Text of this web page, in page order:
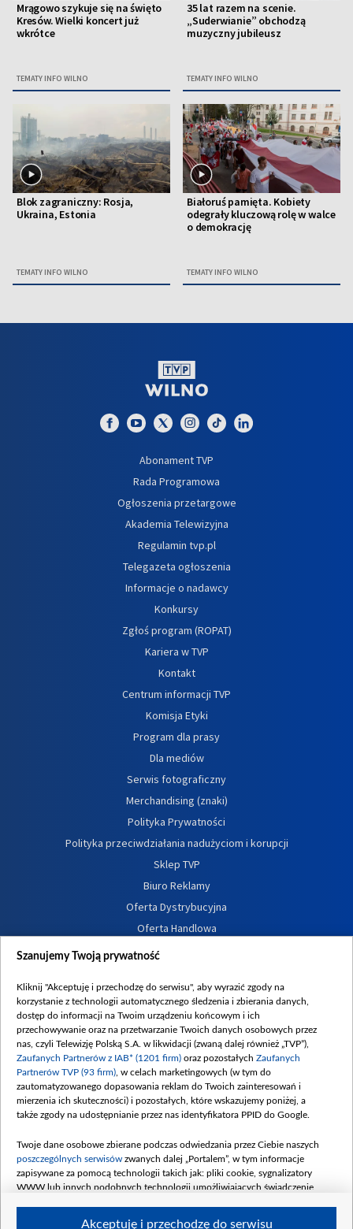
Mrągowo szykuje się na święto
Kresów. Wielki koncert już
wkrótce
TEMATY INFO WILNO
35 lat razem na scenie.
„Suderwianie” obchodzą
muzyczny jubileusz
TEMATY INFO WILNO
Blok zagraniczny: Rosja,
Ukraina, Estonia
TEMATY INFO WILNO
Białoruś pamięta. Kobiety
odegrały kluczową rolę w walce
o demokrację
TEMATY INFO WILNO
Abonament TVP
Rada Programowa
Ogłoszenia przetargowe
Akademia Telewizyjna
Regulamin tvp.pl
Telegazeta ogłoszenia
Informacje o nadawcy
Konkursy
Zgłoś program (ROPAT)
Kariera w TVP
Kontakt
Centrum informacji TVP
Komisja Etyki
Program dla prasy
Dla mediów
Serwis fotograficzny
Merchandising (znaki)
Polityka Prywatności
Polityka przeciwdziałania nadużyciom i korupcji
Sklep TVP
Biuro Reklamy
Oferta Dystrybucyjna
Oferta Handlowa
Dostępność
Procedura zgłoszeń wewnętrznych
Szanujemy Twoją prywatność
Kliknij "Akceptuję i przechodzę do serwisu", aby wyrazić zgody na
korzystanie z technologii automatycznego śledzenia i zbierania danych,
dostęp do informacji na Twoim urządzeniu końcowym i ich
przechowywanie oraz na przetwarzanie Twoich danych osobowych przez
nas, czyli Telewizję Polską S.A. w likwidacji (zwaną dalej również „TVP”),
Zaufanych Partnerów z IAB* (1201 firm) oraz pozostałych Zaufanych
Partnerów TVP (93 firm) , w celach marketingowych (w tym do
zautomatyzowanego dopasowania reklam do Twoich zainteresowań i
mierzenia ich skuteczności) i pozostałych, które wskazujemy poniżej, a
także zgody na udostępnianie przez nas identyfikatora PPID do Google.
Twoje dane osobowe zbierane podczas odwiedzania przez Ciebie naszych
poszczególnych serwisów zwanych dalej „Portalem”, w tym informacje
zapisywane za pomocą technologii takich jak: pliki cookie, sygnalizatory
WWW lub innych podobnych technologii umożliwiających świadczenie
Akceptuję i przechodzę do serwisu